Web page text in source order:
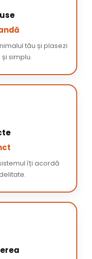
tău și plasezi
simplu.
îți acordă